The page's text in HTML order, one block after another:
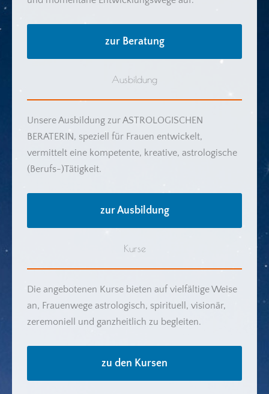
zur Beratung
Ausbildung
Unsere Ausbildung zur ASTROLOGISCHEN
BERATERIN, speziell für Frauen entwickelt,
vermittelt eine kompetente, kreative, astrologische
(Berufs-)Tätigkeit.
zur Ausbildung
Kurse
Die angebotenen Kurse bieten auf vielfältige Weise
an, Frauenwege astrologisch, spirituell, visionär,
zeremoniell und ganzheitlich zu begleiten.
zu den Kursen